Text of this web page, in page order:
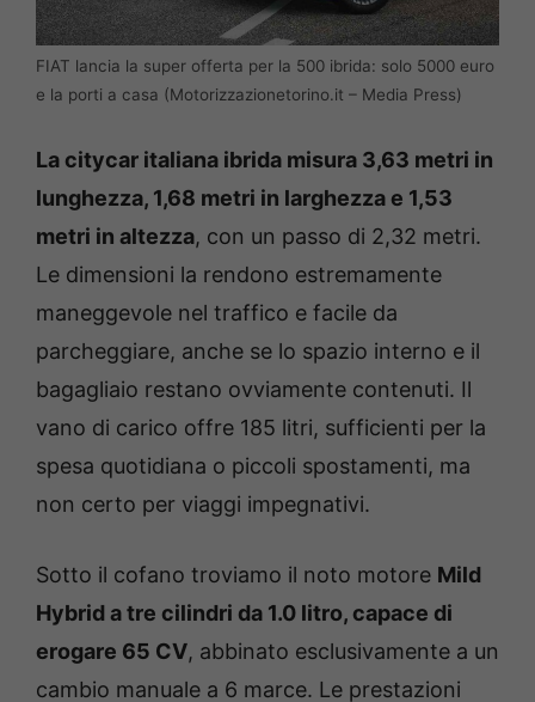
FIAT lancia la super offerta per la 500 ibrida: solo 5000 euro
e la porti a casa (Motorizzazionetorino.it – Media Press)
La citycar italiana ibrida misura 3,63 metri in
lunghezza, 1,68 metri in larghezza e 1,53
metri in altezza, con un passo di 2,32 metri.
Le dimensioni la rendono estremamente
maneggevole nel traffico e facile da
parcheggiare, anche se lo spazio interno e il
bagagliaio restano ovviamente contenuti. Il
vano di carico offre 185 litri, sufficienti per la
spesa quotidiana o piccoli spostamenti, ma
non certo per viaggi impegnativi.
Sotto il cofano troviamo il noto motore Mild
Hybrid a tre cilindri da 1.0 litro, capace di
erogare 65 CV, abbinato esclusivamente a un
cambio manuale a 6 marce. Le prestazioni